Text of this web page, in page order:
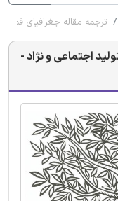
ترجمه مقاله جغرافیای
اجتماعی و نژاد -